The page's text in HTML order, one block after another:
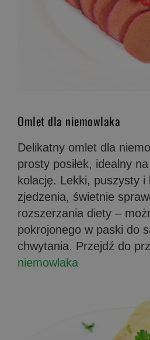
Omlet dla niemowlaka
Delikatny omlet dla
prosty posiłek, idealny
kolację. Lekki, puszysty i
zjedzenia, świetnie
rozszerzania diety –
pokrojonego w paski do
chwytania. Przejdź do
niemowlaka